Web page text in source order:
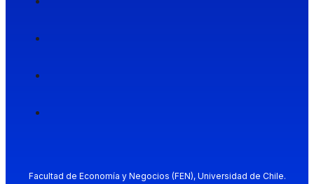
Facultad de Economía y Negocios (FEN), Universidad de Chile.